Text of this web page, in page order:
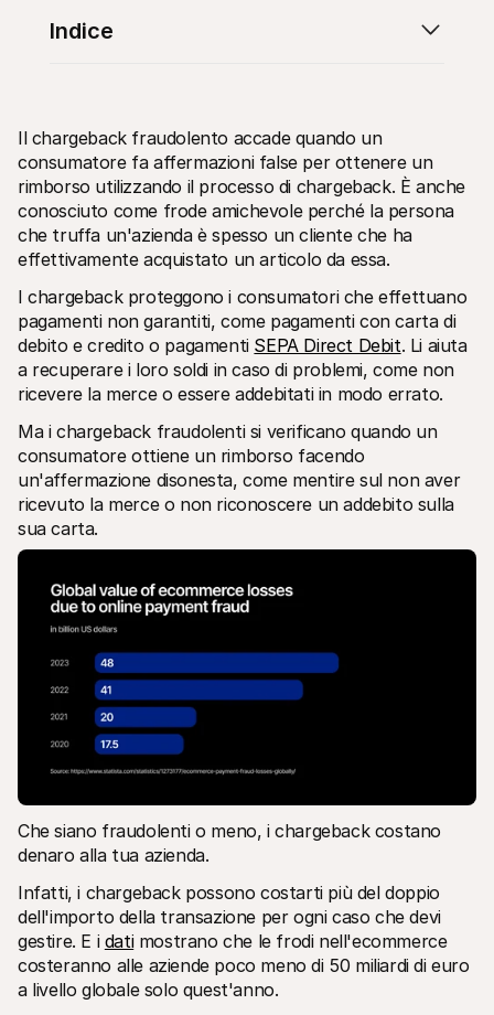
Risorse tecniche
Portale sviluppatori
Scopri le risorse per sviluppatori e gli aggiornamenti
Librerie
Integra Mollie con librerie pronte all'uso
Comunità di Discord
Entra nella nostra comunità di sviluppatori
Stato
Informazioni su Mollie
Prezzi
Scopri i nostri prezzi
Chi siamo
Scopri di più sulla nostra storia e
valori
Notizie
Carriere
Vieni a lavorare con noi - stiamo
assumendo!
Contatta
Per acquirenti
Scopri perché Mollie è sul tuo estratto conto bancario
Per i clienti di Mollie
Contatta vendite
Scopri come possiamo aiutare il tuo business
Il chargeback fraudolento accade quando un
consumatore fa affermazioni false per ottenere un
rimborso utilizzando il processo di chargeback. È anche
conosciuto come frode amichevole perché la persona
che truffa un'azienda è spesso un cliente che ha
effettivamente acquistato un articolo da essa.
I chargeback proteggono i consumatori che effettuano
pagamenti non garantiti, come pagamenti con carta di
debito e credito o pagamenti SEPA Direct Debit. Li aiuta
a recuperare i loro soldi in caso di problemi, come non
ricevere la merce o essere addebitati in modo errato.
Ma i chargeback fraudolenti si verificano quando un
consumatore ottiene un rimborso facendo
un'affermazione disonesta, come mentire sul non aver
ricevuto la merce o non riconoscere un addebito sulla
sua carta.
Che siano fraudolenti o meno, i chargeback costano
denaro alla tua azienda.
Infatti, i chargeback possono costarti più del doppio
dell'importo della transazione per ogni caso che devi
gestire. E i dati mostrano che le frodi nell'ecommerce
costeranno alle aziende poco meno di 50 miliardi di euro
a livello globale solo quest'anno.
Indice